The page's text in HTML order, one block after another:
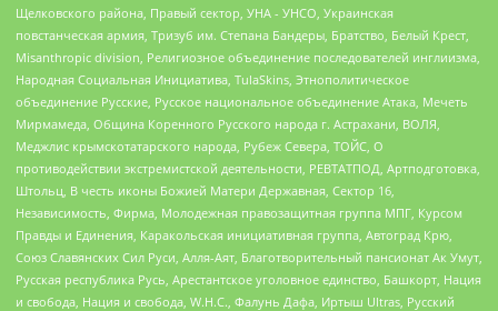
Щелковского района, Правый сектор, УНА - УНСО, Украинская
повстанческая армия, Тризуб им. Степана Бандеры, Братство, Белый Крест,
Misanthropic division, Религиозное объединение последователей инглиизма,
Народная Социальная Инициатива, TulaSkins, Этнополитическое
объединение Русские, Русское национальное объединение Атака, Мечеть
Мирмамеда, Община Коренного Русского народа г. Астрахани, ВОЛЯ,
Меджлис крымскотатарского народа, Рубеж Севера, ТОЙС, О
противодействии экстремистской деятельности, РЕВТАТПОД, Артподготовка,
Штольц, В честь иконы Божией Матери Державная, Сектор 16,
Независимость, Фирма, Молодежная правозащитная группа МПГ, Курсом
Правды и Единения, Каракольская инициативная группа, Автоград Крю,
Союз Славянских Сил Руси, Алля-Аят, Благотворительный пансионат Ак Умут,
Русская республика Русь, Арестантское уголовное единство, Башкорт, Нация
и свобода, Нация и свобода, W.H.С., Фалунь Дафа, Иртыш Ultras, Русский